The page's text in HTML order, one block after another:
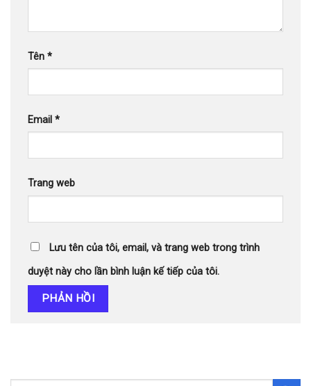
Tên *
Email *
Trang web
Lưu tên của tôi, email, và trang web trong trình
duyệt này cho lần bình luận kế tiếp của tôi.